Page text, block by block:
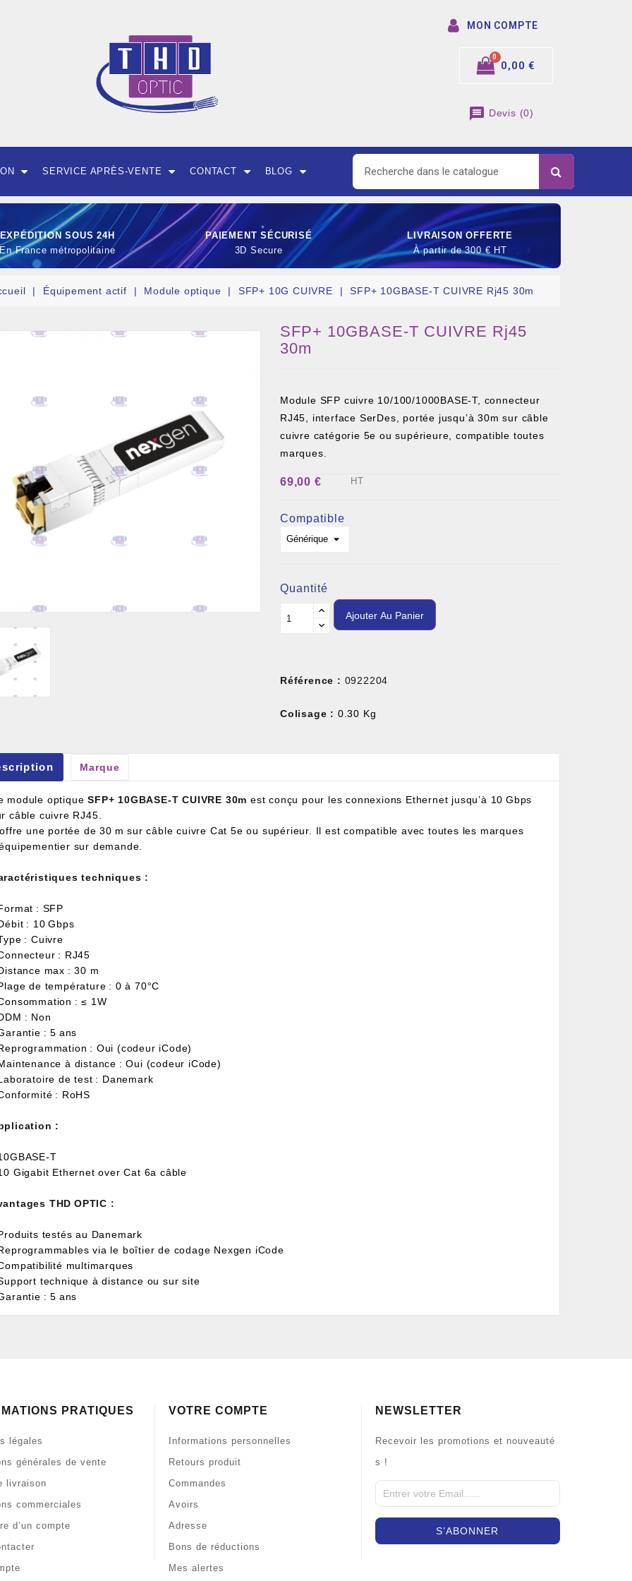
MON COMPTE
0,00 €
message Devis (0)
SERVICE APRÈS-VENTE CONTACT BLOG
EXPÉDITION SOUS 24H
En France métropolitaine
PAIEMENT SÉCURISÉ
3D Secure
LIVRAISON OFFERTE
À partir de 300 € HT
Équipement actif Module optique SFP+ 10G CUIVRE SFP+ 10GBASE-T CUIVRE Rj45 30m
SFP+ 10GBASE-T CUIVRE Rj45
30m
Module SFP cuivre 10/100/1000BASE-T, connecteur
RJ45, interface SerDes, portée jusqu’à 30m sur câble
cuivre catégorie 5e ou supérieure, compatible toutes
marques.
69,00 € HT
Compatible
Quantité
Ajouter Au Panier
Référence : 0922204
Colisage : 0.30 Kg
Marque
module optiqueSFP+ 10GBASE-T CUIVRE 30m est conçu pour les connexions Ethernet jusqu’à 10 Gbps
câble cuivre RJ45.
une portée de 30 m sur câble cuivre Cat 5e ou supérieur. Il est compatible avec toutes les marques
sur demande.
techniques :
: SFP
: 10 Gbps
: Cuivre
: RJ45
max : 30 m
de température : 0 à 70°C
: ≤ 1W
: Non
: 5 ans
: Oui (codeur iCode)
à distance : Oui (codeur iCode)
de test : Danemark
: RoHS
:
T
Gigabit Ethernet over Cat 6a câble
THD OPTIC :
testés au Danemark
via le boîtier de codage Nexgen iCode
multimarques
technique à distance ou sur site
: 5 ans
PRATIQUES
légales
générales de vente
livraison
commerciales
d’un compte
VOTRE COMPTE
Informations personnelles
Retours produit
Commandes
Avoirs
Adresse
Bons de réductions
Mes alertes
NEWSLETTER
Recevoir les promotions et nouveauté
s !